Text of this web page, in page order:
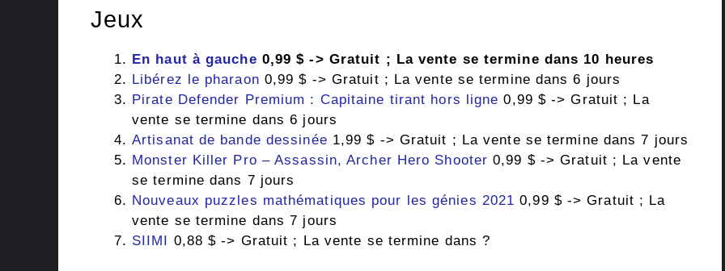
Jeux
En haut à gauche 0,99 $ -> Gratuit ; La vente se termine dans 10 heures
Libérez le pharaon 0,99 $ -> Gratuit ; La vente se termine dans 6 jours
Pirate Defender Premium : Capitaine tirant hors ligne 0,99 $ -> Gratuit ; La
vente se termine dans 6 jours
Artisanat de bande dessinée 1,99 $ -> Gratuit ; La vente se termine dans 7 jours
Monster Killer Pro – Assassin, Archer Hero Shooter 0,99 $ -> Gratuit ; La vente
se termine dans 7 jours
Nouveaux puzzles mathématiques pour les génies 2021 0,99 $ -> Gratuit ; La
vente se termine dans 7 jours
SIIMI
0,88 $ -> Gratuit ; La vente se termine dans ?